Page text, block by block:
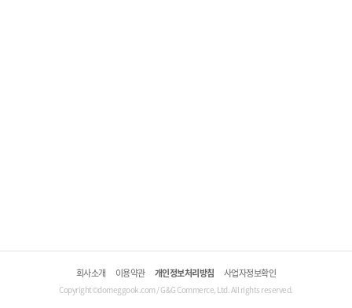
회사소개 이용약관 개인정보처리방침 사업자정보확인
Copyright©domeggook.com / G&G Commerce, Ltd. All rights reserved.